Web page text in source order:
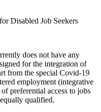
Disabled Job Seekers
does not have any
for the integration of
from the special Covid-19
employment (integrative
preferential access to jobs
qualified.